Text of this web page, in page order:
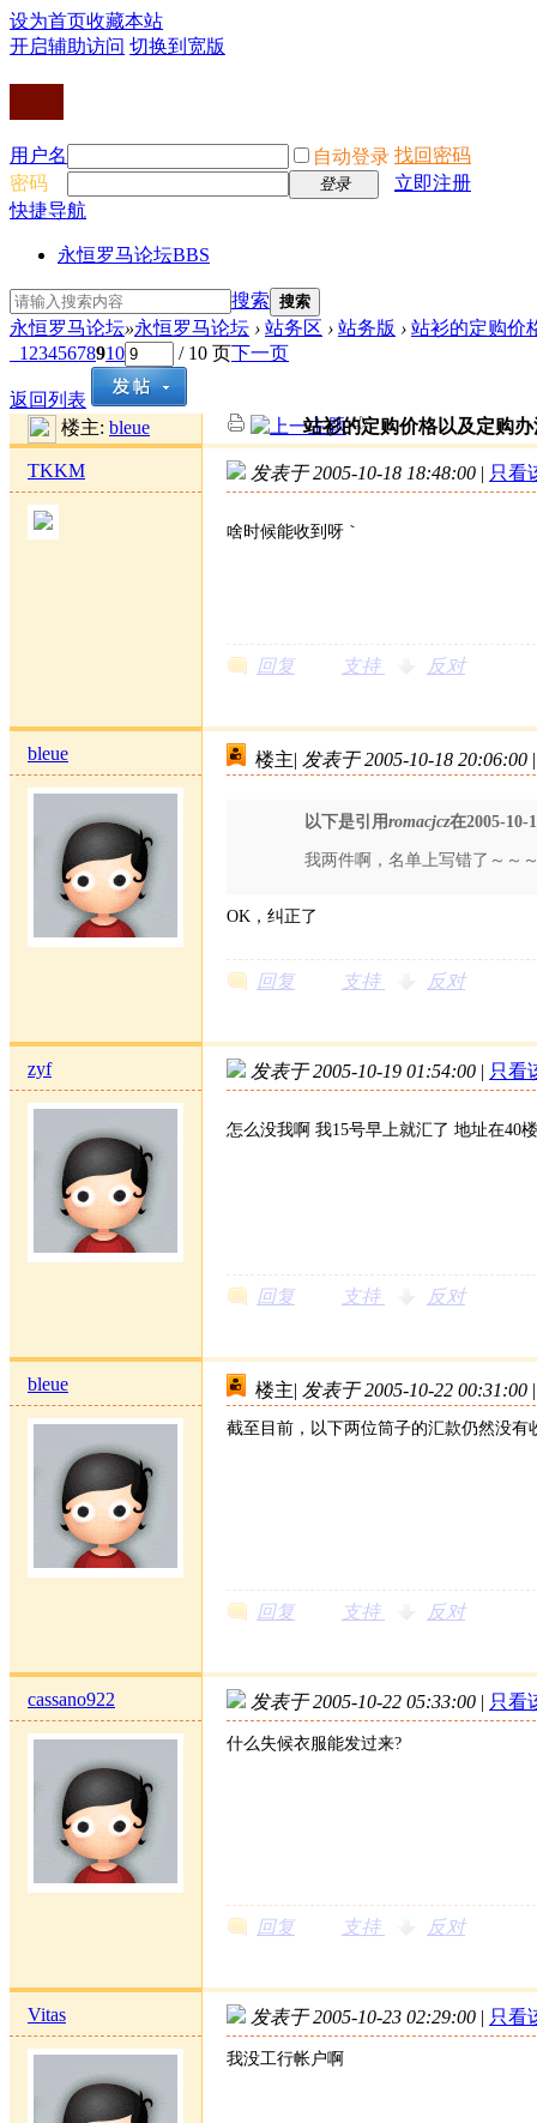
设为首页收藏本站
开启辅助访问 切换到宽版
用户名 自动登录 找回密码
密码
登录
立即注册
快捷导航
永恒罗马论坛BBS
搜索 搜索
永恒罗马论坛»永恒罗马论坛 › 站务区 › 站务版 › 站衫的定购价
1 2345678910 / 10 页下一页
返回列表
楼主: bleue 站衫的定购价格以及定购
TKKM 发表于 2005-10-18 18:48:00 | 只看
啥时候能收到呀｀
回复 支持 反对
bleue 楼主| 发表于 2005-10-18 20:06:00 |
以下是引用romacjcz在2005-10-
我两件啊，名单上写错了～～
OK，纠正了
回复 支持 反对
zyf 发表于 2005-10-19 01:54:00 | 只看
怎么没我啊 我15号早上就汇了 地址在40
回复 支持 反对
bleue 楼主| 发表于 2005-10-22 00:31:00 |
截至目前，以下两位筒子的汇款仍然没
回复 支持 反对
cassano922 发表于 2005-10-22 05:33:00 | 只看
什么失候衣服能发过来?
回复 支持 反对
Vitas 发表于 2005-10-23 02:29:00 | 只看
我没工行帐户啊